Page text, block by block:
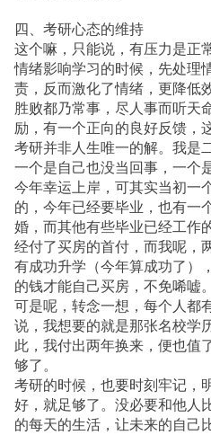
四、考研心态的维持
这个嘛，只能说，有压力是正
情绪影响学习的时候，先处理
责，反而激化了情绪，更降低
胜败都乃常事，尽人事而听天
励，有一个正向的良好反馈，
考研并非人生唯一的解。我是
一个是自己也没当回事，一个
今年幸运上岸，可其实当初一
的，今年已经要毕业，也有一
婚，而其他有些毕业已经工作
经付了买房的首付，而我呢，
有成功升学（今年算成功了）
的钱才能自己买房，不免唏嘘。
可是呢，转念一想，每个人都
说，我想要的就是那张名校学
此，我付出两年换来，便也值
够了。
考研的时候，也要时刻牢记，
好，就足够了。没必要和他人
的每天的生活，让未来的自己